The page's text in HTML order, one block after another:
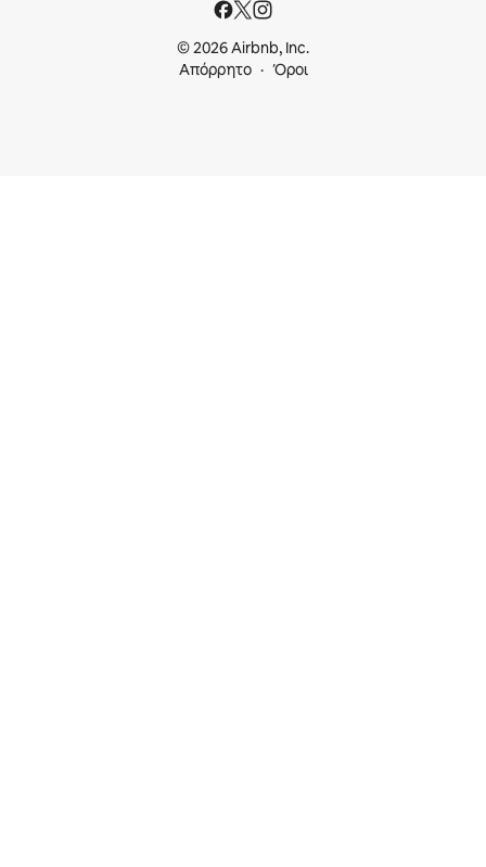
© 2026 Airbnb, Inc.
Απόρρητο
Όροι